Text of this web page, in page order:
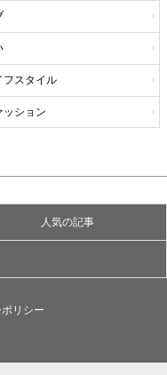
フスタイル
ッション
人気の記事
リシー